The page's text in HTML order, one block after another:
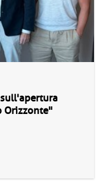
Orizzonte"